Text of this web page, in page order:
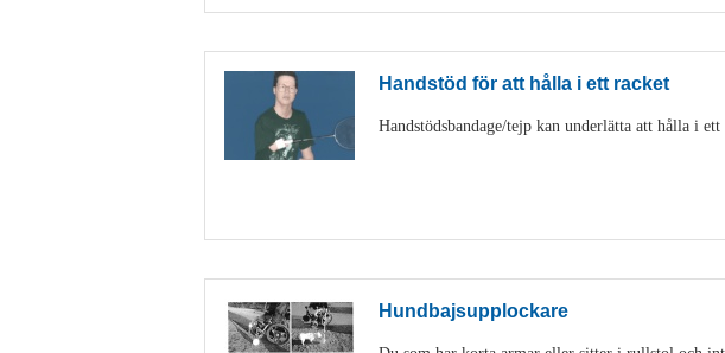
Handstöd för att hålla i ett racket
Handstödsbandage/tejp kan underlätta att hålla i
Hundbajsupplockare